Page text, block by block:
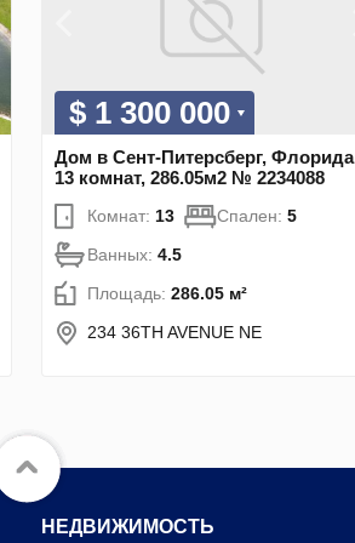
$ 1 300 000
Дом в Сент-Питерсберг, Флорида
13 комнат, 286.05м2 № 2234088
Комнат: 13 Спален: 5
Ванных: 4.5
Площадь: 286.05 м²
234 36TH AVENUE NE
НЕДВИЖИМОСТЬ